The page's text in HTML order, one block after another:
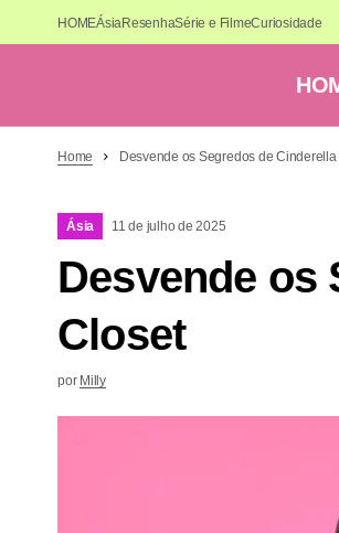
HOMEÁsiaResenhaSérie e FilmeCuriosidade
Home Desvende os Segredos de
Ásia 11 de julho de 2025
Desvende os
Closet
por Milly